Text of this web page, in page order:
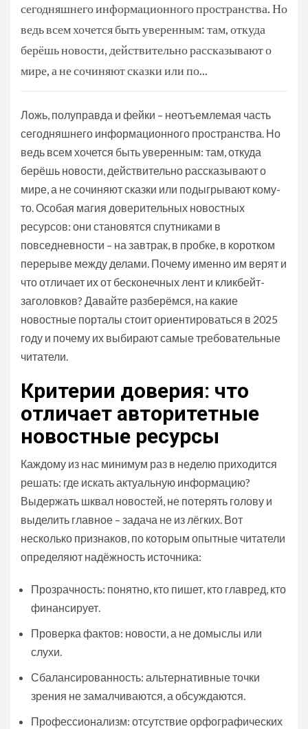
сегодняшнего информационного пространства. Но
ведь всем хочется быть уверенным: там, откуда
берёшь новости, действительно рассказывают о
мире, а не сочиняют сказки или по...
Ложь, полуправда и фейки – неотъемлемая часть
сегодняшнего информационного пространства. Но
ведь всем хочется быть уверенным: там, откуда
берёшь новости, действительно рассказывают о
мире, а не сочиняют сказки или подыгрывают кому-
то. Особая магия доверительных новостных
ресурсов: они становятся спутниками в
повседневности – на завтрак, в пробке, в коротком
перерыве между делами. Почему именно им верят и
что отличает их от бесконечных лент и кликбейт-
заголовков? Давайте разберёмся, на какие
новостные порталы стоит ориентироваться в 2025
году и почему их выбирают самые требовательные
читатели.
Критерии доверия: что
отличает авторитетные
новостные ресурсы
Каждому из нас минимум раз в неделю приходится
решать: где искать актуальную информацию?
Выдержать шквал новостей, не потерять голову и
выделить главное – задача не из лёгких. Вот
несколько признаков, по которым опытные читатели
определяют надёжность источника:
Прозрачность: понятно, кто пишет, кто главред, кто
финансирует.
Проверка фактов: новости, а не домыслы или
слухи.
Сбалансированность: альтернативные точки
зрения не замалчиваются, а обсуждаются.
Профессионализм: отсутствие орфографических